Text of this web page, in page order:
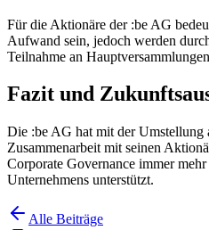
Für die Aktionäre der :be AG
Aufwand sein, jedoch werden
Teilnahme an
Fazit und
Die :be AG hat mit der Umstellung
Zusammenarbeit mit seinen
Corporate Governance immer
Unternehmens unterstützt.
Alle Beiträge